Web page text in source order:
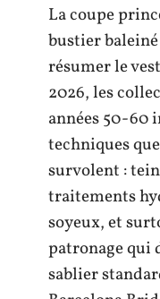
La coupe
bustier
résumer le
2026, les
années 50-60
techniques
survolent :
traitements
soyeux, et
patronage qui
sablier